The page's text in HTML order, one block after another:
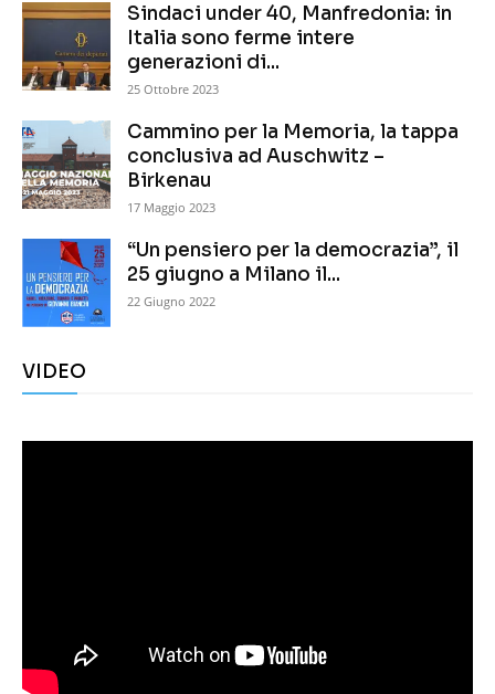
Sindaci under 40, Manfredonia: in
Italia sono ferme intere
generazioni di...
25 Ottobre 2023
Cammino per la Memoria, la tappa
conclusiva ad Auschwitz –
Birkenau
17 Maggio 2023
“Un pensiero per la democrazia”, il
25 giugno a Milano il...
22 Giugno 2022
VIDEO